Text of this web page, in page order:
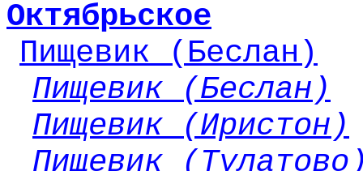
Октябрьское
Пищевик (Беслан)
Пищевик (Беслан)
Пищевик (Иристон)
Пищевик